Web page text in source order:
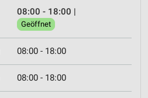
08:00 - 18:00 |
Geöffnet
08:00 - 18:00
08:00 - 18:00